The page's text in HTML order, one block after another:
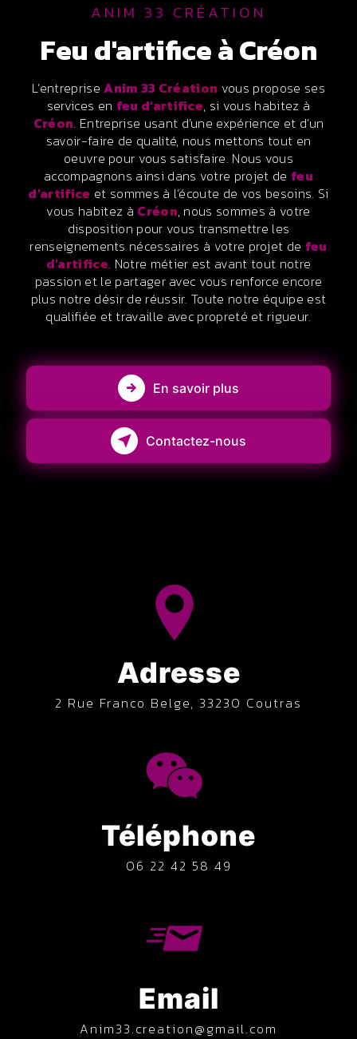
ANIM 33 CRÉATION
feu d'artifice à Créon
L’entrepriseAnim 33 Création vous propose ses
services en feu d'artifice, si vous habitez à
Créon. Entreprise usant d’une expérience et d’un
savoir-faire de qualité, nous mettons tout en
oeuvre pour vous satisfaire. Nous vous
accompagnons ainsi dans votre projet de feu
d'artifice et sommes à l’écoute de vos besoins. Si
vous habitez à Créon, nous sommes à votre
disposition pour vous transmettre les
renseignements nécessaires à votre projet de feu
d'artifice. Notre métier est avant tout notre
passion et le partager avec vous renforce encore
plus notre désir de réussir. Toute notre équipe est
qualifiée et travaille avec propreté et rigueur.
En savoir plus
Contactez-nous
Adresse
2 Rue Franco Belge, 33230 Coutras
Téléphone
06 22 42 58 49
Email
anim33.creation@gmail.com